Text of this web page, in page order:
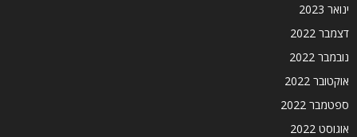
ינואר 2023
דצמבר 2022
נובמבר 2022
אוקטובר 2022
ספטמבר 2022
אוגוסט 2022